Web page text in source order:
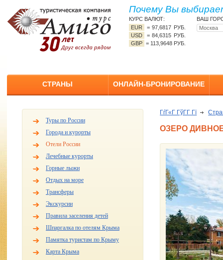
Почему Вы
КУРС ВАЛЮТ:
EUR
=97,6817 РУБ.
USD
=84,6315 РУБ.
GBP = 113,9648 РУБ.
ВАШ
СТРАНЫ ОНЛАЙН-БРОНИРОВАНИЕ
Туры по России
Города и курорты
Отели России
Лечебные курорты
Горные лыжи
Отдых на море
Трансферы
Экскурсии
Правила заселения детей
Шпаргалка по отелям Крыма
Памятка туристам по Крыму
Карта Крыма
ГѓГ«Г ГўГ­Г Гї
ОЗЕРО